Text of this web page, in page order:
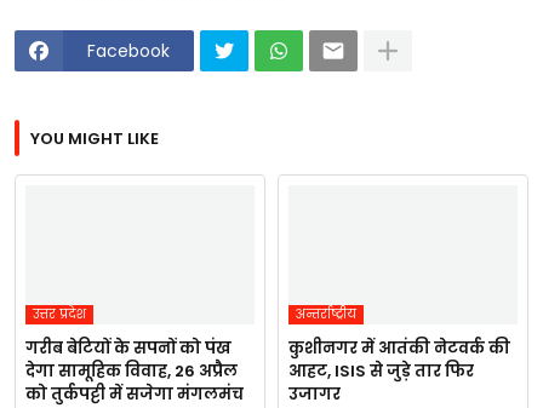
Facebook
YOU MIGHT LIKE
उत्तर प्रदेश
गरीब बेटियों के सपनों को पंख
देगा सामूहिक विवाह, 26 अप्रैल
को तुर्कपट्टी में सजेगा मंगलमंच
अन्तर्राष्ट्रीय
कुशीनगर में आतंकी नेटवर्क की
आहट, ISIS से जुड़े तार फिर
उजागर